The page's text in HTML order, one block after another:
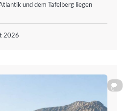
und dem Tafelberg liegen
2026
0